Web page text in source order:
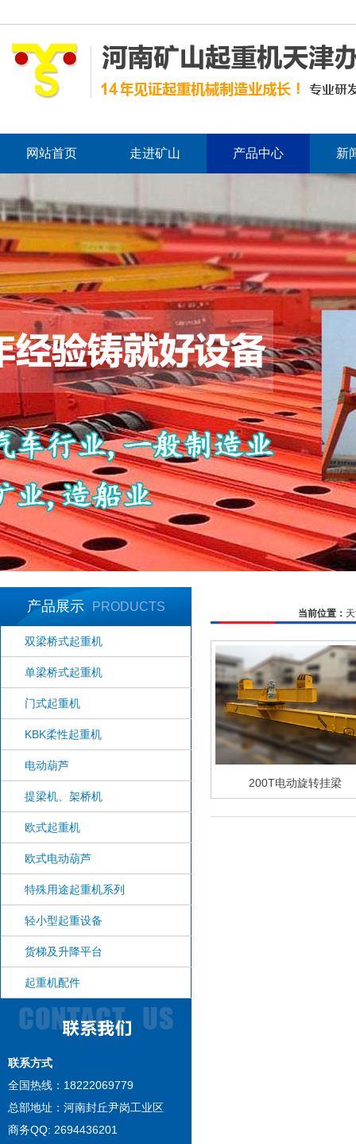
网站首页 走进矿山 产品中心 新
产品展示 PRODUCTS
双梁桥式起重机
单梁桥式起重机
门式起重机
KBK柔性起重机
电动葫芦
提梁机、架桥机
欧式起重机
欧式电动葫芦
特殊用途起重机系列
轻小型起重设备
货梯及升降平台
起重机配件
联系方式
全国热线：18222069779
总部地址：河南封丘尹岗工业区
商务QQ: 2694436201
当前位置：
提梁机、架桥机
200T电动旋转挂梁